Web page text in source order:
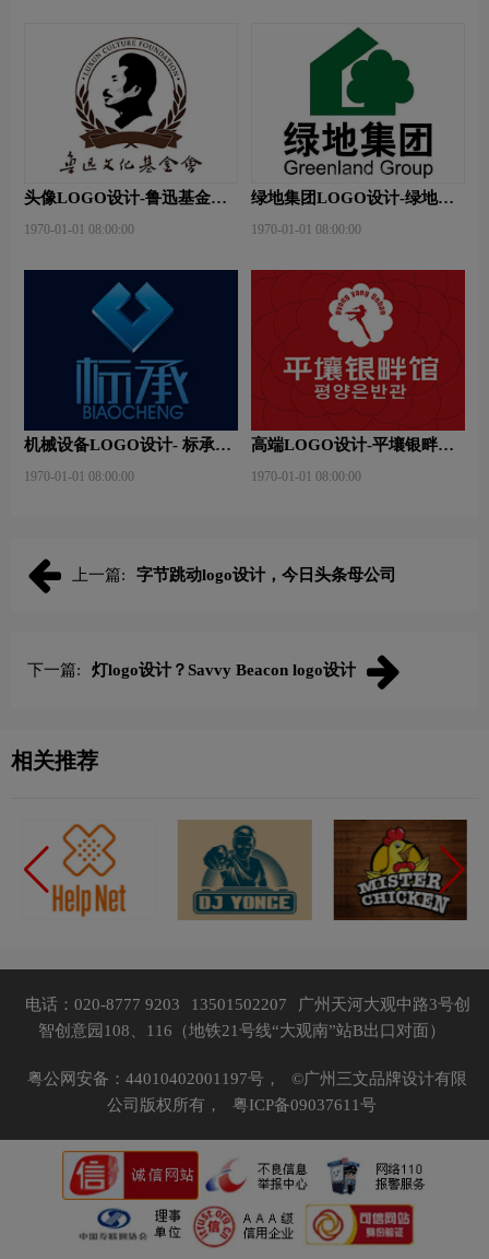
头像LOGO设计-鲁迅基金会
1970-01-01 08:00:00
绿地集团LOGO设计-绿地集
1970-01-01 08:00:00
机械设备LOGO设计- 标承机
1970-01-01 08:00:00
高端LOGO设计-平壤银畔馆
1970-01-01 08:00:00
上一篇: 字节跳动logo设计，今日头条母公司
下一篇: 灯logo设计？Savvy Beacon logo设计
相关推荐
电话：020-8777 9203 13501502207
广州天河大观中路3号创
智创意园108、116（地铁21号线“大观南”站B出口对面）
粤公网安备：44010402001197号，
©广州三文品牌设计有限
公司版权所有，
粤ICP备09037611号